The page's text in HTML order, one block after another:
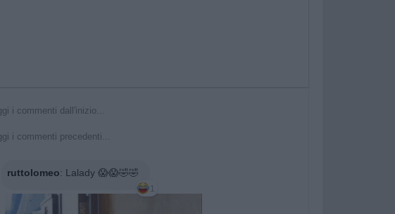
i commenti dall'inizio...
i commenti precedenti...
ruttolomeo: Lalady 😱😱🤣🤣
1